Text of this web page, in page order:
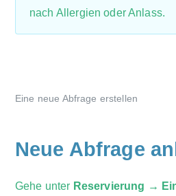
nach Allergien oder Anlass.
Eine neue Abfrage erstellen
Neue Abfrage
Gehe unter Reservierung →